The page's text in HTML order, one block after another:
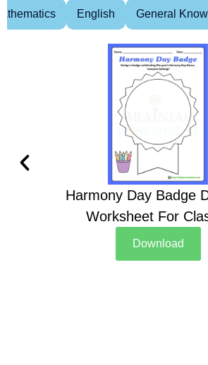
English General
Harmony Day Badge
Worksheet For
Download